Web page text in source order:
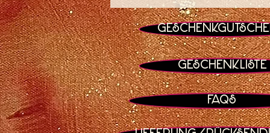
Geschenkliste
FAQs